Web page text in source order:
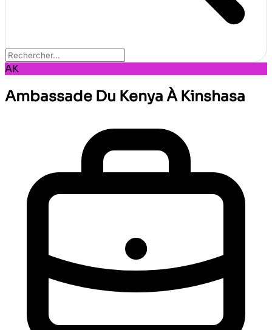
AK
Ambassade Du Kenya À Kinshasa